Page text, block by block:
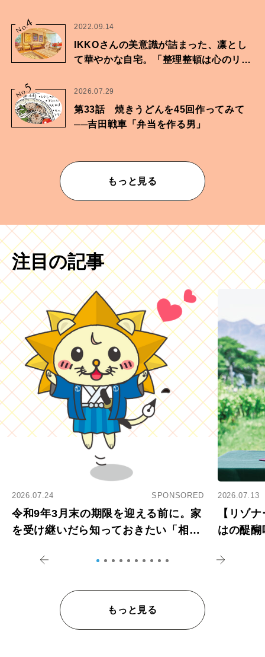
No.
4 2022.09.14
IKKOさんの美意識が詰まった、凛とし
て華やかな自宅。「整理整頓は心のリズ
No.5 2026.07.29
第33話 焼きうどんを45回作ってみて
──吉田戦車「弁当を作る男」
もっと見る
注目の記事
2026.07.24 SPONSORED
令和9年3月末の期限を迎える前に。家
を受け継いだら知っておきたい「相続
2026.07.13
【リゾ
はの醍
もっと見る